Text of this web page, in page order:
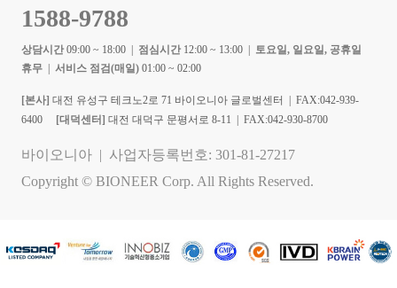
1588-9788
상담시간 09:00 ~ 18:00 | 점심시간 12:00 ~ 13:00 | 토요일, 일요일, 공휴일
휴무
서비스 점검(매일) 01:00 ~ 02:00
[본사] 대전 유성구 테크노2로 71 바이오니아 글로벌센터 | FAX:042-939-
6400
[대덕센터] 대전 대덕구 문평서로 8-11 | FAX:042-930-8700
바이오니아 | 사업자등록번호: 301-81-27217
Copyright © BIONEER Corp. All Rights Reserved.